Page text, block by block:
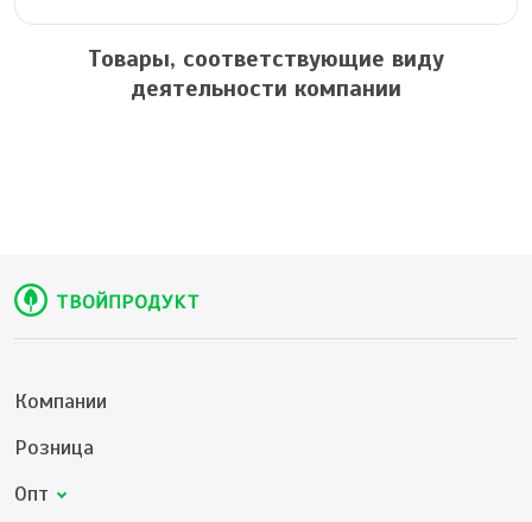
Товары, соответствующие виду
деятельности компании
Компании
Розница
Опт